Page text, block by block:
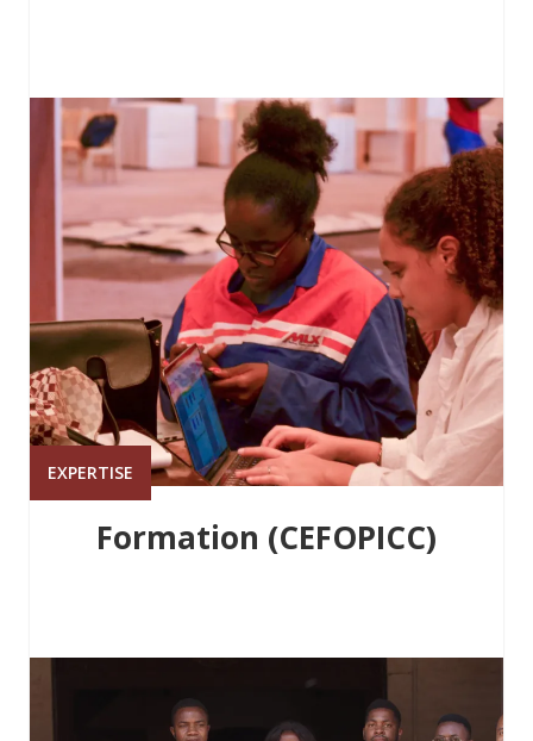
EXPERTISE
Formation (CEFOPICC)